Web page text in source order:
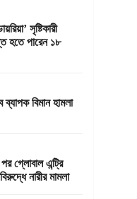
সৃষ্টিকারী
হতে পারেন ১৮
ব্যাপক বিমান হামলা
পর গ্লোবাল এন্ট্রি
নারীর মামলা